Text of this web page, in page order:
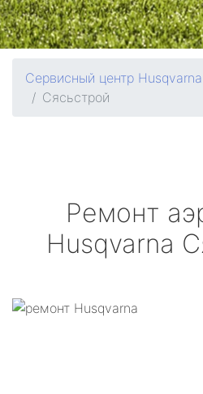
Сервисный центр Husqvarna
Сясьстрой
Ремонт
Husqvarna